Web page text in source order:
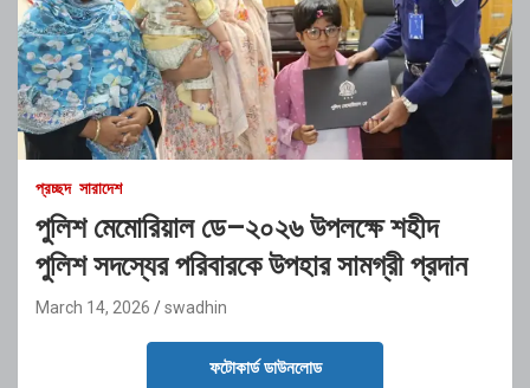
প্রচ্ছদ সারাদেশ
পুলিশ মেমোরিয়াল ডে–২০২৬ উপলক্ষে শহীদ
পুলিশ সদস্যের পরিবারকে উপহার সামগ্রী প্রদান
March 14, 2026 swadhin
ফটোকার্ড ডাউনলোড